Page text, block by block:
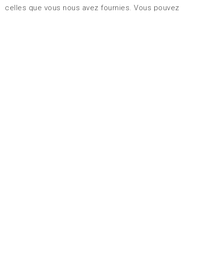
celles que vous nous avez fournies. Vous pouvez